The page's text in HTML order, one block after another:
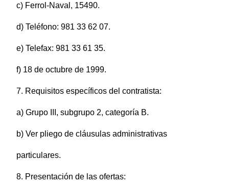
c) Ferrol-Naval, 15490.
d) Teléfono: 981 33 62 07.
e) Telefax: 981 33 61 35.
f) 18 de octubre de 1999.
7. Requisitos específicos del contratista:
a) Grupo III, subgrupo 2, categoría B.
b) Ver pliego de cláusulas administrativas
particulares.
8. Presentación de las ofertas: